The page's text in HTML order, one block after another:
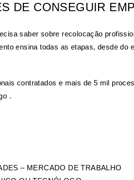
DE CONSEGUIR
saber sobre recolocação
ensina todas as etapas, desde do
contratados e mais de 5 mil
.
– MERCADO DE TRABALHO